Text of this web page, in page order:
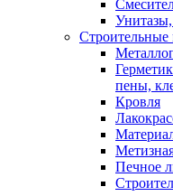
Строительные
пены,
Кровля
Печное